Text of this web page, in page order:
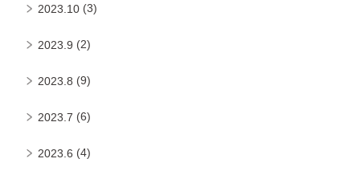
2023.10 (3)
2023.9 (2)
2023.8 (9)
2023.7 (6)
2023.6 (4)